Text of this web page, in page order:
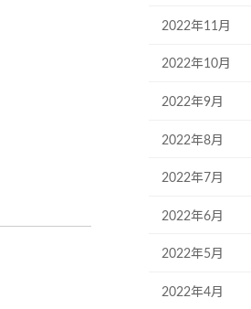
2022年11月
2022年10月
2022年9月
2022年8月
2022年7月
2022年6月
2022年5月
2022年4月